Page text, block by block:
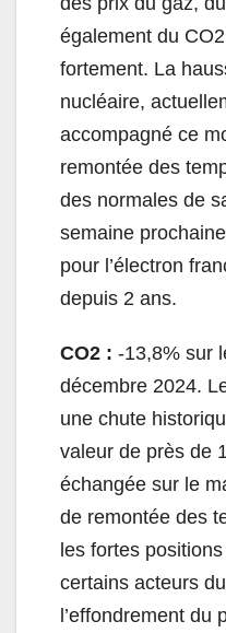
également du
fortement. La
nucléaire,
accompagné ce
remontée des
des normales de
semaine
pour l’électron
depuis 2 ans.
CO2 : -13,8% sur
décembre 2024.
une chute
valeur de près de
échangée sur le
de remontée des
les fortes
certains acteurs
l’effondrement du